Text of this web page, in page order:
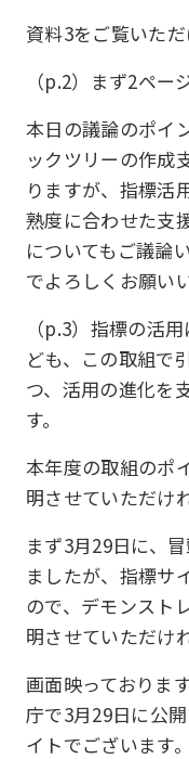
資料3をご覧いただ
（p.2）まず2ペー
本日の議論のポイ
ックツリーの作成
りますが、指標活
熟度に合わせた支
についてもご議論
でよろしくお願い
（p.3）指標の活
ども、この取組で
つ、活用の進化を
す。
本年度の取組のポ
明させていただけ
まず3月29日に、
ましたが、指標サ
ので、デモンスト
明させていただけ
画面映っておりま
庁で3月29日に公
イトでございます